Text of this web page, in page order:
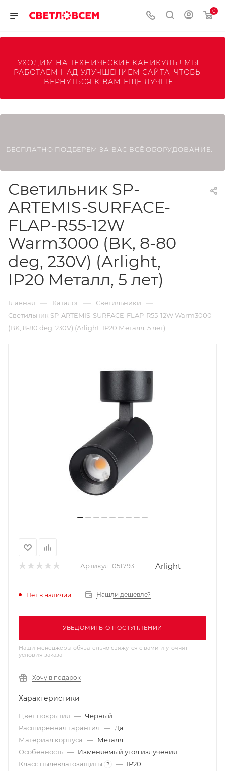
0
УХОДИМ НА ТЕХНИЧЕСКИЕ КАНИКУЛЫ! МЫ
РАБОТАЕМ НАД УЛУЧШЕНИЕМ САЙТА, ЧТОБЫ
ВЕРНУТЬСЯ К ВАМ ЕЩЕ ЛУЧШЕ.
БЕСПЛАТНО ПОДБЕРЕМ ЗА ВАС ВСЁ ОБОРУДОВАНИЕ.
Светильник SP-
ARTEMIS-SURFACE-
FLAP-R55-12W
Warm3000 (BK, 8-80
deg, 230V) (Arlight,
IP20 Металл, 5 лет)
Главная — Каталог — Светильники —
Светильник SP-ARTEMIS-SURFACE-FLAP-R55-12W Warm3000
(BK, 8-80 deg, 230V) (Arlight, IP20 Металл, 5 лет)
Артикул: 051793 Arlight
Нет в наличии Нашли дешевле?
УВЕДОМИТЬ О ПОСТУПЛЕНИИ
Наши менеджеры обязательно свяжутся с вами и уточнят
условия заказа
Хочу в подарок
Характеристики
Цвет покрытия — Черный
Расширенная гарантия — Да
Материал корпуса — Металл
Особенность — Изменяемый угол излучения
Класс пылевлагозащиты
? — IP20